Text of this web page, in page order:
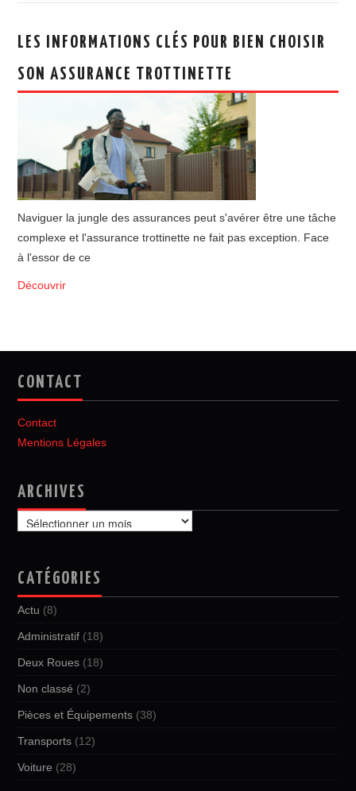
LES INFORMATIONS CLÉS POUR BIEN CHOISIR
SON ASSURANCE TROTTINETTE
Naviguer la jungle des assurances peut s'avérer être une tâche
complexe et l'assurance trottinette ne fait pas exception. Face
à l'essor de ce
Découvrir
CONTACT
Contact
Mentions Légales
ARCHIVES
Archives
CATÉGORIES
Actu (8)
Administratif (18)
Deux Roues (18)
Non classé (2)
Pièces et Équipements (38)
Transports (12)
Voiture (28)